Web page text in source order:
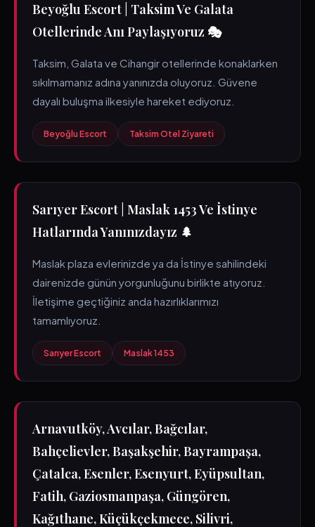
Beyoğlu Escort | Taksim Ve Galata
Otellerinde Anı Paylaşıyoruz 🎭
Taksim, Galata ve Cihangir otellerinde konaklarken
sıkılmamanız adına yanınızda oluyoruz. Güvene
dayalı buluşma ilkesiyle hareket ediyoruz.
Beyoğlu Escort Taksim Otel Ziyareti
Sarıyer Escort | Maslak 1453 Ve İstinye
Hatlarında Yanınızdayız 🌲
Maslak plaza evlerinizde ya da İstinye sahilindeki
dairenizde günün yorgunluğunu birlikte atıyoruz.
İletişime geçtiğiniz anda hazırlıklarımızı
tamamlıyoruz.
Sarıyer Escort Maslak 1453
Arnavutköy, Avcılar, Bağcılar,
Bahçelievler, Başakşehir, Bayrampaşa,
Çatalca, Esenler, Esenyurt, Eyüpsultan,
Fatih, Gaziosmanpaşa, Güngören,
Kağıthane, Küçükçekmece, Silivri,